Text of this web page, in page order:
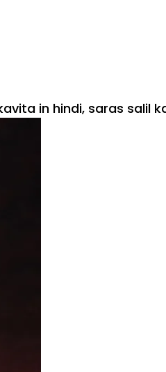
in hindi, saras salil